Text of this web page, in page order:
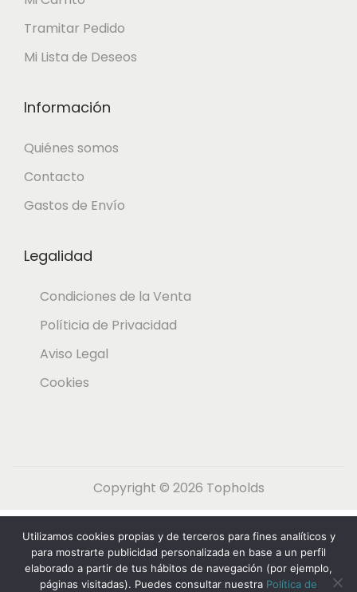
Tramitar Pedido
Mi Lista de Deseos
Información
Quiénes somos
Contacto
Gastos de Envío
Legalidad
Condiciones de la Venta
Políticia de Privacidad
Aviso Legal
Cookies
Copyright © 2026 Topholds
Español English ( Inglés
)
Nederlands(Holandés) Français(Francés
Deutsch(Alemán) Italiano
Utilizamos cookies propias y de terceros para fines analíticos y
para mostrarte publicidad personalizada en base a un perfil
elaborado a partir de tus hábitos de navegación (por ejemplo,
páginas visitadas). Puedes consultar nuestra Política de